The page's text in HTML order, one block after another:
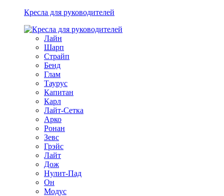
Кресла для руководителей
Лайн
Шарп
Страйп
Бенд
Глам
Таурус
Капитан
Карл
Лайт-Сетка
Арко
Ронан
Зевс
Грэйс
Лайт
Дож
Нулит-Пад
Он
Модус